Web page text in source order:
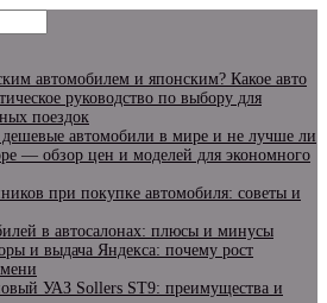
автомобилем и японским? Какое авто
руководство по выбору для
поездок
дешевые автомобили в мире и не лучше ли
— обзор цен и моделей для экономного
при покупке автомобиля: советы и
в автосалонах: плюсы и минусы
и выдача Яндекса: почему рост
УАЗ Sollers ST9: преимущества и